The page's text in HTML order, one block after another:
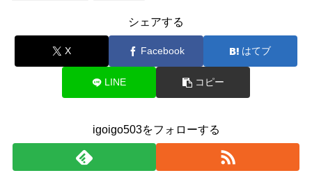
シェアする
X Facebook はてブ
LINE コピー
igoigo503をフォローする